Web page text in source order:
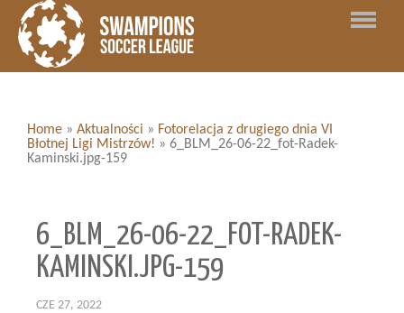
Home » Aktualności » Fotorelacja z drugiego dnia VI
Błotnej Ligi Mistrzów! » 6_BLM_26-06-22_fot-Radek-
Kaminski.jpg-159
6_BLM_26-06-22_FOT-RADEK-
KAMINSKI.JPG-159
CZE 27, 2022